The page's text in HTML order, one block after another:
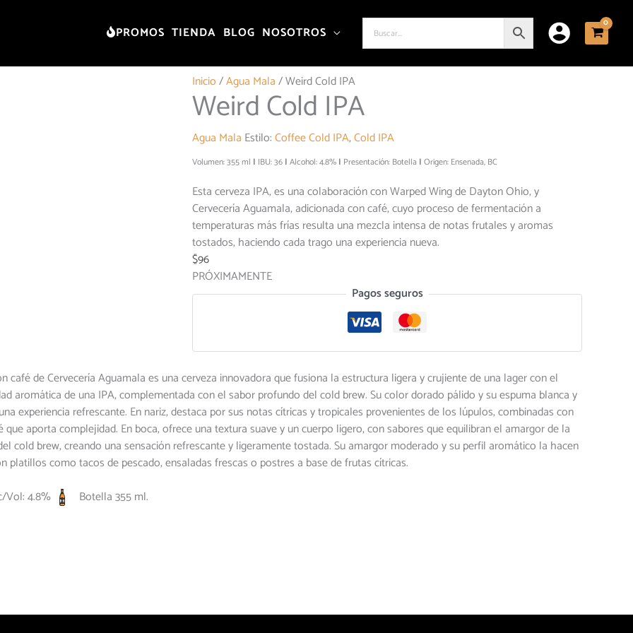
PROMOS TIENDA BLOG NOSOTROS
Inicio/Agua Mala/ Weird Cold IPA
Weird Cold IPA
Agua Mala Estilo:Coffee Cold IPA,Cold IPA
Volumen: 355 ml IBU: 36 Alcohol: 4.8% Presentación: Botella Origen: Ensenada, BC
Esta cerveza IPA, es una colaboración con Warped Wing de Dayton Ohio, y
Cervecería Aguamala, adicionada con café, cuyo proceso de fermentación a
temperaturas más frías resulta una mezcla intensa de notas frutales y aromas
tostados, haciendo cada trago una experiencia nueva.
$96
PRÓXIMAMENTE
Pagos seguros
café de Cervecería Aguamala es una cerveza innovadora que fusiona la estructura ligera y crujiente de una lager con el
aromática de una IPA, complementada con el sabor profundo del cold brew.Su color dorado pálido y su espuma blanca y
experiencia refrescante. En nariz, destaca por sus notas cítricas y tropicales provenientes de los lúpulos, combinadas con
que aporta complejidad. En boca, ofrece una textura suave y un cuerpo ligero, con sabores que equilibran el amargor de la
cold brew, creando una sensación refrescante y ligeramente tostada.Su amargor moderado y su perfil aromático la hacen
platillos como tacos de pescado, ensaladas frescas o postres a base de frutas cítricas.
Vol: 4.8%
Botella 355 ml.